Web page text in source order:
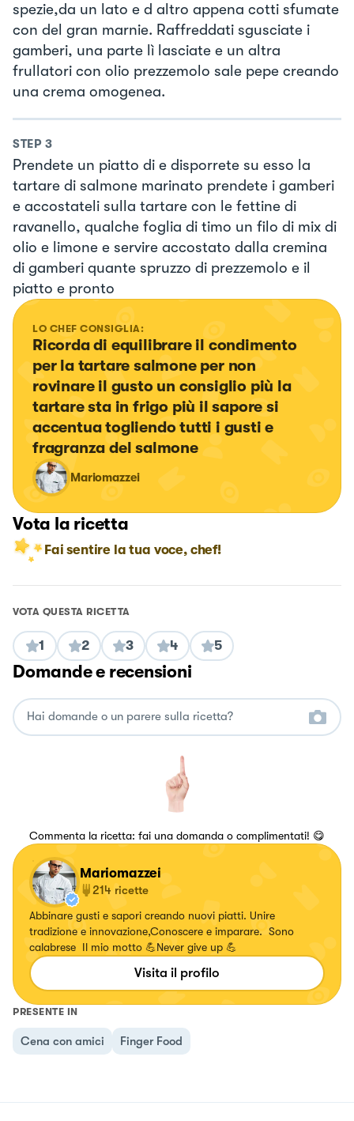
spezie,da un lato e d altro appena cotti sfumate
con del gran marnie. Raffreddati sgusciate i
gamberi, una parte lì lasciate e un altra
frullatori con olio prezzemolo sale pepe creando
una crema omogenea.
STEP 3
Prendete un piatto di e disporrete su esso la
tartare di salmone marinato prendete i gamberi
e accostateli sulla tartare con le fettine di
ravanello, qualche foglia di timo un filo di mix di
olio e limone e servire accostato dalla cremina
di gamberi quante spruzzo di prezzemolo e il
piatto e pronto
LO CHEF CONSIGLIA:
Ricorda di equilibrare il condimento
per la tartare salmone per non
rovinare il gusto un consiglio più la
tartare sta in frigo più il sapore si
accentua togliendo tutti i gusti e
fragranza del salmone
Mariomazzei
Vota la ricetta
Fai sentire la tua voce, chef!
VOTA QUESTA RICETTA
1 2 3 4 5
Domande e recensioni
Commenta la ricetta: fai una domanda o complimentati! 😋
Mariomazzei
214 ricette
Abbinare gusti e sapori creando nuovi piatti. Unire
tradizione e innovazione,Conoscere e imparare. Sono
calabrese Il mio motto 💪Never give up 💪
Visita il profilo
PRESENTE IN
Cena con amici Finger Food